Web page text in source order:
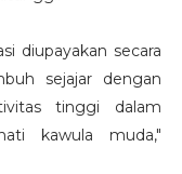
diupayakan secara
sejajar dengan
tinggi dalam
kawula muda,"